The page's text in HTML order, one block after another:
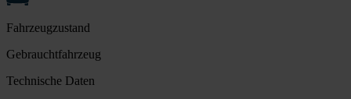
Fahrzeugzustand
Gebrauchtfahrzeug
Technische Daten